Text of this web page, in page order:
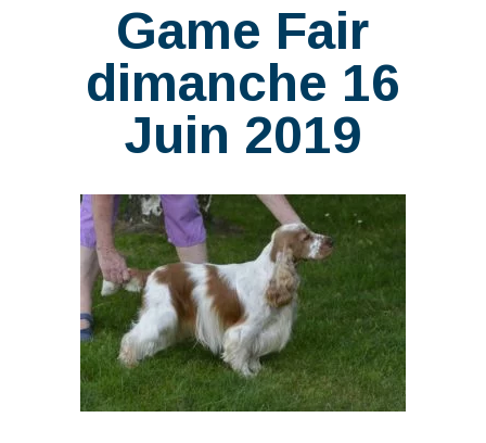
Game Fair
dimanche 16
Juin 2019